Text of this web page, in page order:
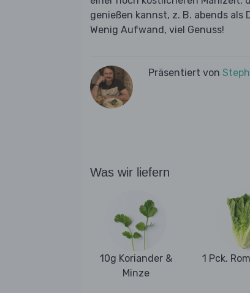
genießen kannst, z. B. abends
Wenig Aufwand, viel Genuss!
Präsentiert von
Was wir liefern
10g Koriander &
Minze
1 Pck.